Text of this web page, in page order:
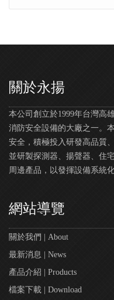
關於永揚
本公司創立於1999年台灣高
消防安全設備的大廠之一。
安全，積極投入研發高品質
並研製探測器、揚聲器、住
周邊產品，以發揮設備系統
網站導覽
關於我們 | About
最新消息 | News
產品介紹 | Products
檔案下載 | Download